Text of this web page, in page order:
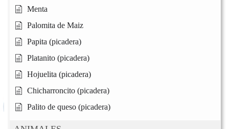
Menta
Palomita de Maiz
Papita (picadera)
Platanito (picadera)
Hojuelita (picadera)
Chicharroncito (picadera)
Palito de queso (picadera)